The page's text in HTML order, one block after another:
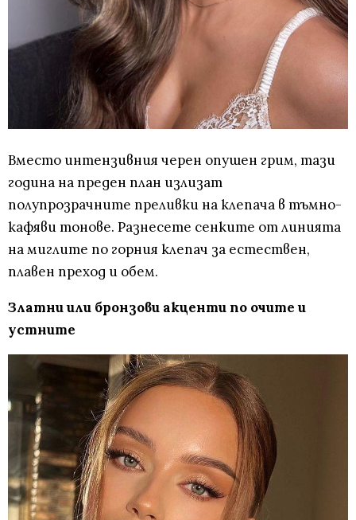
Вместо интензивния черен опушен грим, тази
година на преден план излизат
полупрозрачните преливки на клепача в тъмно-
кафяви тонове. Разнесете сенките от линията
на миглите по горния клепач за естествен,
плавен преход и обем.
Златни или бронзови акценти по очите и
устните